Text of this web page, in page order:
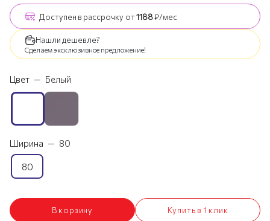
Доступен в рассрочку от1188₽/мес
Нашли дешевле?
Сделаем эксклюзивное предложение!
Цвет — Белый
Ширина — 80
80
В корзину Купить в 1 клик